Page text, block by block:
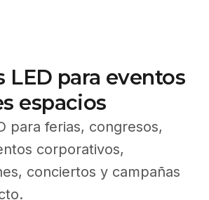
LED para eventos
espacios
para ferias, congresos,
corporativos,
conciertos y campañas